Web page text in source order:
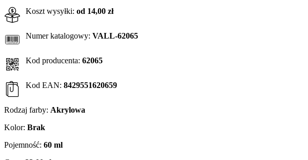
Koszt wysyłki: od 14,00 zł
Numer katalogowy: VALL-62065
Kod producenta: 62065
Kod EAN: 8429551620659
Rodzaj farby: Akrylowa
Kolor: Brak
Pojemność: 60 ml